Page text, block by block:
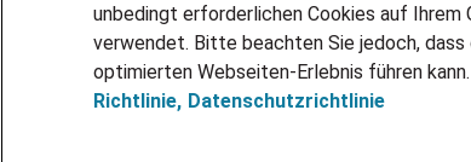
unbedingt erforderlichen Cookies auf Ihrem
verwendet. Bitte beachten Sie jedoch,
optimierten Webseiten-Erlebnis führen
Richtlinie, Datenschutzrichtlinie